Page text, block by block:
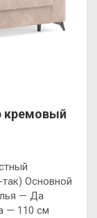
кремовый
Основной
— Да
— 110 см